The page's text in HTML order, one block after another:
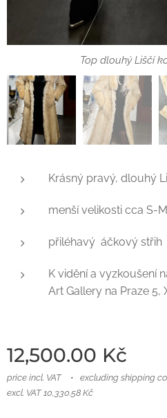
Top dlouhý Liščí
Top dlouhý Liščí
Krásný pravý, dlouhý
menší velikosti cca S-M
přiléhavý áčkový střih
K vidění a vyzkoušení
Art Gallery na Praze 5,
12,500.00 Kč
price incl. VAT
excluding shipping
excl. VAT 10,330.58 Kč